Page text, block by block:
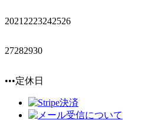
2021 2223242526
27282930
•••定休日